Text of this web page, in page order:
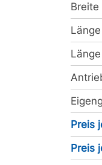
Breite
Länge
Preis
Preis